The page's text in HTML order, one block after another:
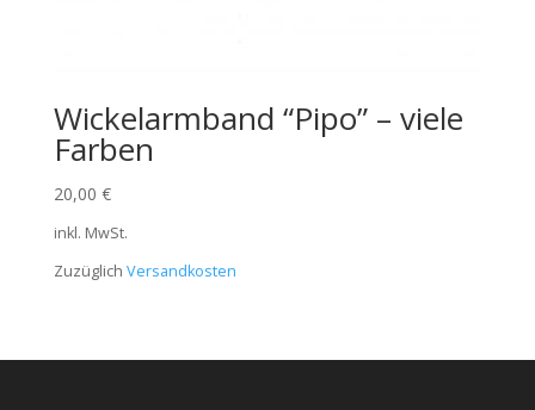
Wickelarmband “Pipo” – viele
Farben
20,00 €
inkl. MwSt.
Zuzüglich Versandkosten